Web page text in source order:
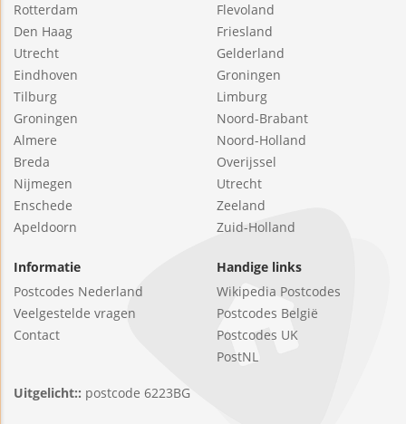
Rotterdam
Den Haag
Utrecht
Eindhoven
Tilburg
Groningen
Almere
Breda
Nijmegen
Enschede
Apeldoorn
Flevoland
Friesland
Gelderland
Groningen
Limburg
Noord-Brabant
Noord-Holland
Overijssel
Utrecht
Zeeland
Zuid-Holland
Informatie
Postcodes Nederland
Veelgestelde vragen
Contact
Handige links
Wikipedia Postcodes
Postcodes België
Postcodes UK
PostNL
Uitgelicht:: postcode 6223BG